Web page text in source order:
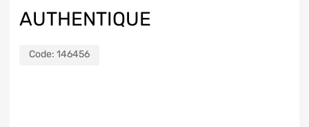
AUTHENTIQUE
Code: 146456